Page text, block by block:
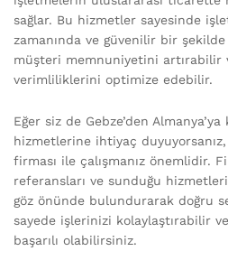
sağlar. Bu hizmetler sayesinde
zamanında ve güvenilir bir şekilde
müşteri memnuniyetini artırabilir
verimliliklerini optimize edebilir.
Eğer siz de Gebze’den
hizmetlerine ihtiyaç
firması ile çalışmanız önemlidir.
referansları ve sunduğu
göz önünde bulundurarak doğru
sayede işlerinizi kolaylaştırabilir
başarılı olabilirsiniz.